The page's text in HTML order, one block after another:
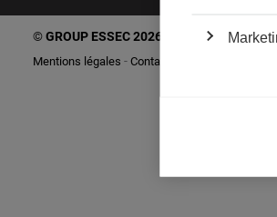
©GROUP ESSEC 2026
Mentions légales Contact